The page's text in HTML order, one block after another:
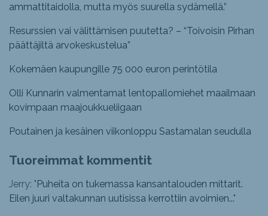
ammattitaidolla, mutta myös suurella sydämellä.”
Resurssien vai välittämisen puutetta? – “Toivoisin Pirhan
päättäjiltä arvokeskustelua”
Kokemäen kaupungille 75 000 euron perintötila
Olli Kunnarin valmentamat lentopallomiehet maailmaan
kovimpaan maajoukkueliigaan
Poutainen ja kesäinen viikonloppu Sastamalan seudulla
Tuoreimmat kommentit
Jerry: " Puheita on tukemassa kansantalouden mittarit.
Eilen juuri valtakunnan uutisissa kerrottiin avoimien..."